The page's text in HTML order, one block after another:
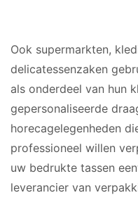
Ook supermarkten,
delicatessenzaken
als onderdeel van hun
gepersonaliseerde
horecagelegenheden
professioneel willen
uw bedrukte tassen
leverancier van